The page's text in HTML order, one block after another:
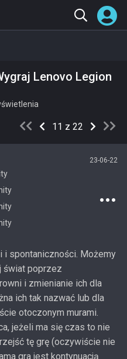
Lenovo Legion
11 z 22
23-06-22
i spontaniczności. Możemy
świat poprzez
i zmienianie ich dla
ich tak nazwać lub dla
otoczonym murami.
jeżeli ma się czas to nie
tę grę (oczywiście nie
gra jest kontynuacją